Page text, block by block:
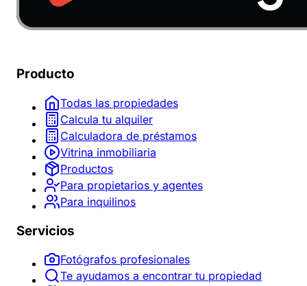
Producto
Todas las propiedades
Calcula tu alquiler
Calculadora de préstamos
Vitrina inmobiliaria
Productos
Para propietarios y agentes
Para inquilinos
Servicios
Fotógrafos profesionales
Te ayudamos a encontrar tu propiedad